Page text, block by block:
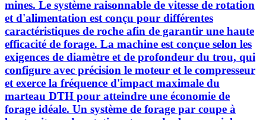
mines. Le système raisonnable de vitesse de rotation
et d'alimentation est conçu pour différentes
caractéristiques de roche afin de garantir une haute
efficacité de forage. La machine est conçue selon les
exigences de diamètre et de profondeur du trou, qui
configure avec précision le moteur et le compresseur
et exerce la fréquence d'impact maximale du
marteau DTH pour atteindre une économie de
forage idéale. Un système de forage par coupe à